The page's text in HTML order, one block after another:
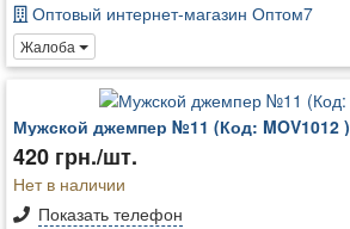
Оптовый интернет-магазин Оптом7
Жалоба
Мужской джемпер №11 (Код: MOV1012 )
420 грн./шт.
Нет в наличии
Показать телефон